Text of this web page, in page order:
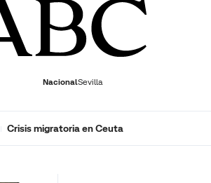
NacionalSevilla
SOCIEDADCULTURAGENTEPLAY
Crisis migratoria en Ceuta